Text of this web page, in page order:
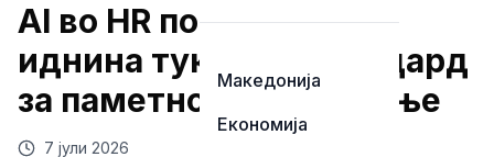
Македонија
Економија
AI во HR повеќе не е
иднина туку нов стандард
за паметно вработување
7 јули 2026